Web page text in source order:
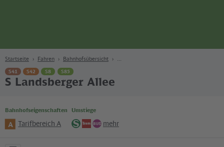
Startseite Fahren Bahnhofsübersicht
S41 S42 S8 S85
S Landsberger Allee
Bahnhofseigenschaften
A Tarifbereich A
Umstiege
mehr